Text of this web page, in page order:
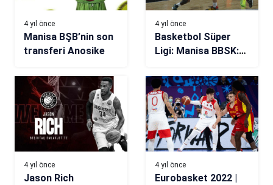
4 yıl önce
Manisa BŞB’nin son
transferi Anosike
4 yıl önce
Basketbol Süper
Ligi: Manisa BBSK:
Beko: 93
4 yıl önce
Jason Rich
4 yıl önce
Eurobasket 2022 |